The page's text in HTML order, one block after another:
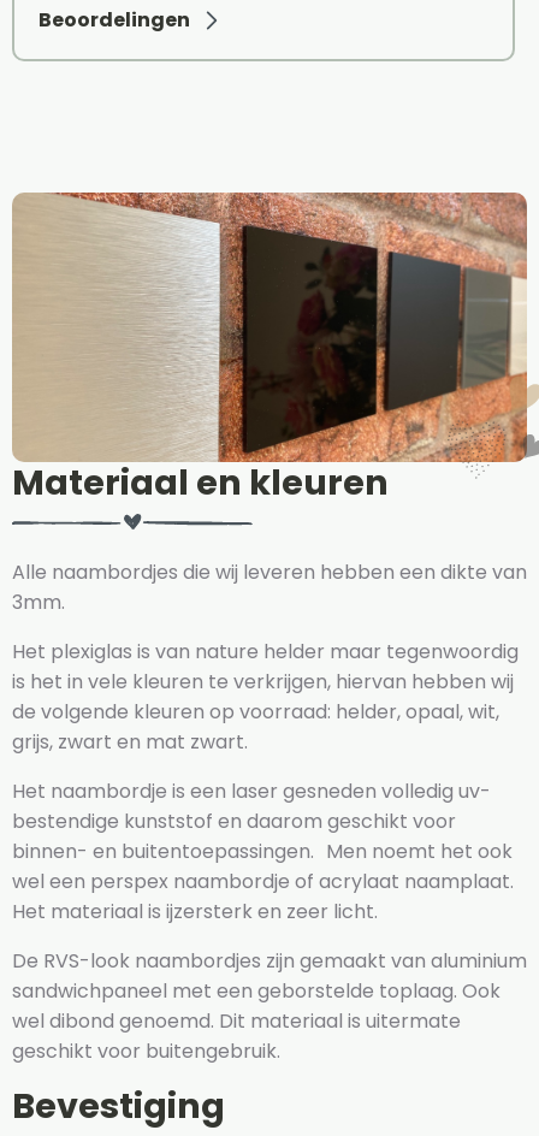
Beoordelingen
Materiaal en kleuren
Alle naambordjes die wij leveren hebben een dikte van
3mm.
Het plexiglas is van nature helder maar tegenwoordig
is het in vele kleuren te verkrijgen, hiervan hebben wij
de volgende kleuren op voorraad: helder, opaal, wit,
grijs, zwart en mat zwart.
Het naambordje is een laser gesneden volledig uv-
bestendige kunststof en daarom geschikt voor
binnen- en buitentoepassingen. Men noemt het ook
wel een perspex naambordje of acrylaat naamplaat.
Het materiaal is ijzersterk en zeer licht.
De RVS-look naambordjes zijn gemaakt van aluminium
sandwichpaneel met een geborstelde toplaag. Ook
wel dibond genoemd. Dit materiaal is uitermate
geschikt voor buitengebruik.
Bevestiging